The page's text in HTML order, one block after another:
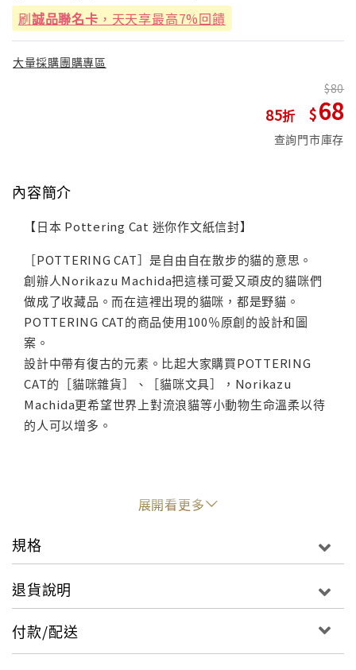
刷誠品聯名卡 ，天天享最高7%回饋
大量採購團購專區
85
80
68
查詢門市庫存
內容簡介
【日本 Pottering Cat 迷你作文紙信封】
［POTTERING CAT］是自由自在散步的貓的意思。
創辦人Norikazu Machida把這樣可愛又頑皮的貓咪們
做成了收藏品。而在這裡出現的貓咪，都是野貓。
POTTERING CAT的商品使用100％原創的設計和圖
案。
設計中帶有復古的元素。比起大家購買POTTERING
CAT的［貓咪雜貨］、［貓咪文具］，Norikazu
Machida更希望世界上對流浪貓等小動物生命溫柔以待
的人可以增多。
展開看更多
規格
退貨說明
付款/配送